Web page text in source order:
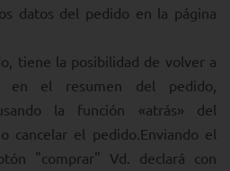
datos del pedido en la página
tiene la posibilidad de volver a
en el resumen del pedido,
la función «atrás» del
cancelar el pedido.Enviando el
"comprar" Vd. declará con